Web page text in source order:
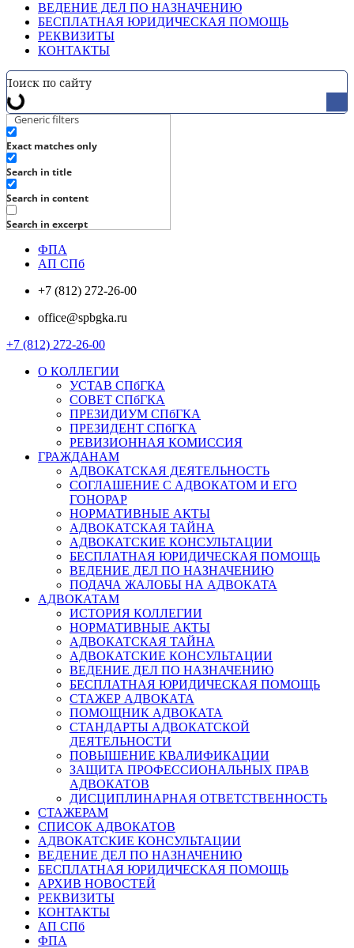
ВЕДЕНИЕ ДЕЛ ПО НАЗНАЧЕНИЮ
БЕСПЛАТНАЯ ЮРИДИЧЕСКАЯ ПОМОЩЬ
РЕКВИЗИТЫ
КОНТАКТЫ
Generic filters
Exact matches only
Search in title
Search in content
Search in excerpt
ФПА
АП СПб
+7 (812) 272-26-00
office@spbgka.ru
+7 (812) 272-26-00
О КОЛЛЕГИИ
УСТАВ СПбГКА
СОВЕТ СПбГКА
ПРЕЗИДИУМ СПбГКА
ПРЕЗИДЕНТ СПбГКА
РЕВИЗИОННАЯ КОМИССИЯ
ГРАЖДАНАМ
АДВОКАТСКАЯ ДЕЯТЕЛЬНОСТЬ
СОГЛАШЕНИЕ С АДВОКАТОМ И ЕГО
ГОНОРАР
НОРМАТИВНЫЕ АКТЫ
АДВОКАТСКАЯ ТАЙНА
АДВОКАТСКИЕ КОНСУЛЬТАЦИИ
БЕСПЛАТНАЯ ЮРИДИЧЕСКАЯ ПОМОЩЬ
ВЕДЕНИЕ ДЕЛ ПО НАЗНАЧЕНИЮ
ПОДАЧА ЖАЛОБЫ НА АДВОКАТА
АДВОКАТАМ
ИСТОРИЯ КОЛЛЕГИИ
НОРМАТИВНЫЕ АКТЫ
АДВОКАТСКАЯ ТАЙНА
АДВОКАТСКИЕ КОНСУЛЬТАЦИИ
ВЕДЕНИЕ ДЕЛ ПО НАЗНАЧЕНИЮ
БЕСПЛАТНАЯ ЮРИДИЧЕСКАЯ ПОМОЩЬ
СТАЖЕР АДВОКАТА
ПОМОЩНИК АДВОКАТА
СТАНДАРТЫ АДВОКАТСКОЙ
ДЕЯТЕЛЬНОСТИ
ПОВЫШЕНИЕ КВАЛИФИКАЦИИ
ЗАЩИТА ПРОФЕССИОНАЛЬНЫХ ПРАВ
АДВОКАТОВ
ДИСЦИПЛИНАРНАЯ ОТВЕТСТВЕННОСТЬ
СТАЖЕРАМ
СПИСОК АДВОКАТОВ
АДВОКАТСКИЕ КОНСУЛЬТАЦИИ
ВЕДЕНИЕ ДЕЛ ПО НАЗНАЧЕНИЮ
БЕСПЛАТНАЯ ЮРИДИЧЕСКАЯ ПОМОЩЬ
АРХИВ НОВОСТЕЙ
РЕКВИЗИТЫ
КОНТАКТЫ
АП СПб
ФПА